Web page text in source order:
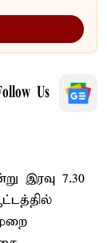
Us
இரவு 7.30